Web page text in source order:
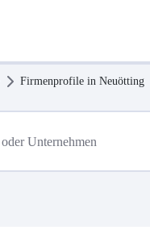
Firmenprofile in Neuötting